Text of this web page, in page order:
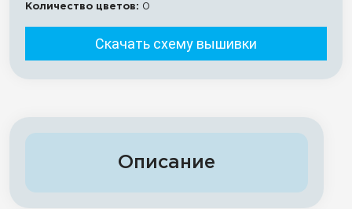
Количество цветов: 0
Скачать схему вышивки
Описание